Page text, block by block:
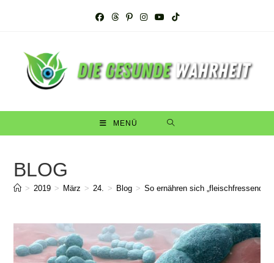
MENÜ
BLOG
> 2019 > März > 24. > Blog > So ernähren sich